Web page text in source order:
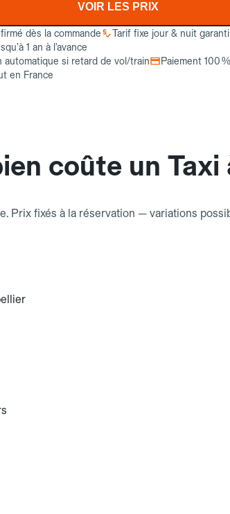
VOIR LES PRIX
dès la commande
Tarif fixe jour & nuit garanti
1 an à l’avance
automatique si retard de vol/train
Paiement 100
en France
coûte un Taxi
Prix fixés à la réservation — variations